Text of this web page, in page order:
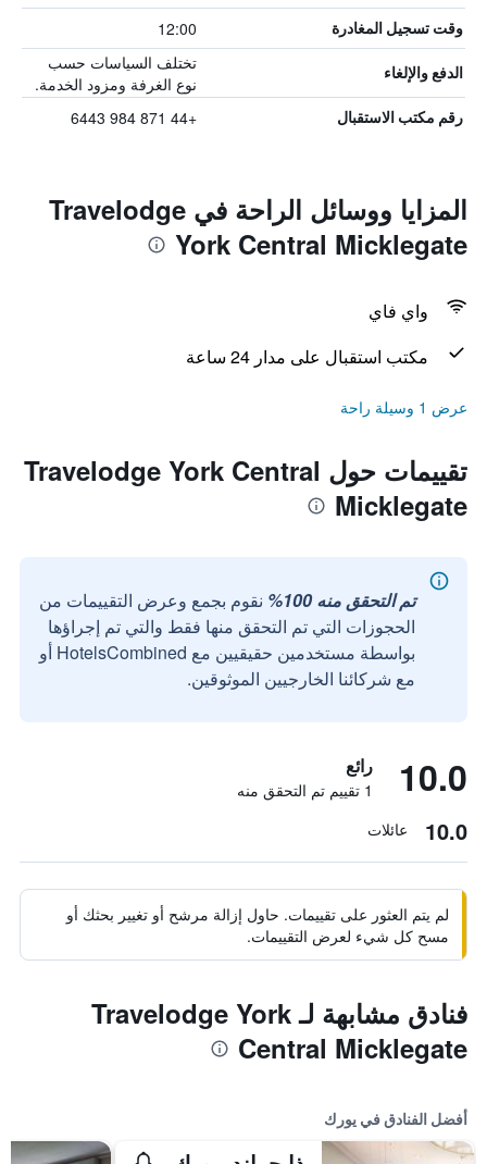
وقت تسجيل المغادرة 12:00
الدفع والإلغاء
تختلف السياسات حسب
نوع الغرفة ومزود الخدمة.
رقم مكتب الاستقبال +44 871 984 6443
المزايا ووسائل الراحة في Travelodge
York Central Micklegate
واي فاي
مكتب استقبال على مدار 24 ساعة
عرض 1 وسيلة راحة
تقييمات حول Travelodge York Central
Micklegate
تم التحقق منه 100%
نقوم بجمع وعرض التقييمات من
الحجوزات التي تم التحقق منها فقط والتي تم إجراؤها
بواسطة مستخدمين حقيقيين مع HotelsCombined أو
مع شركائنا الخارجيين الموثوقين.
10.0 رائع
1 تقييم تم التحقق منه
10.0 عائلات
لم يتم العثور على تقييمات. حاول إزالة مرشح أو تغيير بحثك أو
مسح كل شيء لعرض التقييمات.
فنادق مشابهة لـ Travelodge York
Central Micklegate
أفضل الفنادق في يورك